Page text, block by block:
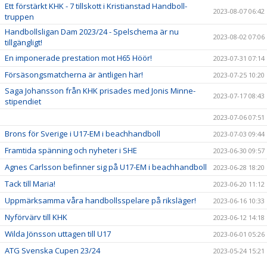
Ett förstärkt KHK - 7 tillskott i Kristianstad Handboll-
truppen
2023-08-07 06:42
Handbollsligan Dam 2023/24 - Spelschema är nu
tillgängligt!
2023-08-02 07:06
En imponerade prestation mot H65 Höör! 2023-07-31 07:14
Försäsongsmatcherna är äntligen här! 2023-07-25 10:20
Saga Johansson från KHK prisades med Jonis Minne-
stipendiet
2023-07-17 08:43
2023-07-06 07:51
Brons för Sverige i U17-EM i beachhandboll 2023-07-03 09:44
Framtida spänning och nyheter i SHE 2023-06-30 09:57
Agnes Carlsson befinner sig på U17-EM i beachhandboll 2023-06-28 18:20
Tack till Maria! 2023-06-20 11:12
Uppmärksamma våra handbollsspelare på riksläger! 2023-06-16 10:33
Nyförvärv till KHK 2023-06-12 14:18
Wilda Jönsson uttagen till U17 2023-06-01 05:26
ATG Svenska Cupen 23/24 2023-05-24 15:21